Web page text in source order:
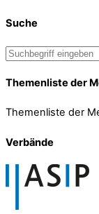
Suche
Themenliste der
Themenliste der
Verbände